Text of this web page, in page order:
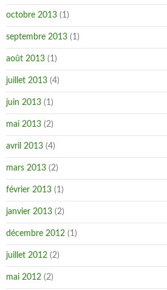
octobre 2013 (1)
septembre 2013 (1)
août 2013 (1)
juillet 2013 (4)
juin 2013 (1)
mai 2013 (2)
avril 2013 (4)
mars 2013 (2)
février 2013 (1)
janvier 2013 (2)
décembre 2012 (1)
juillet 2012 (2)
mai 2012 (2)